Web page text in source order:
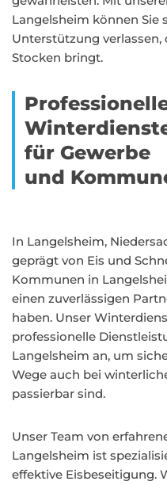
Langelsheim können Sie
Unterstützung
Stocken bringt.
für Gewerbe
und
In Langelsheim,
geprägt von Eis und
Kommunen in
einen zuverlässigen
haben. Unser
professionelle
Langelsheim an, um
Wege auch bei
passierbar sind.
Unser Team von
Langelsheim ist
effektive Eisbeseitigung.